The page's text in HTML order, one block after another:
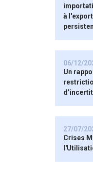
à
06/12/
Un
27/07/
Crises